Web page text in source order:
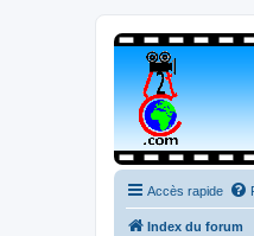
Accès rapide
Index du forum